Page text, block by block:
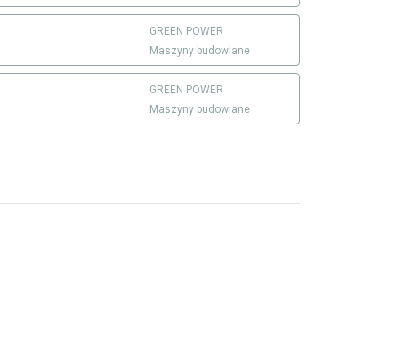
GREEN POWER
Maszyny budowlane
GREEN POWER
Maszyny budowlane